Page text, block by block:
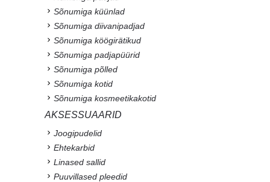
Sõnumiga küünlad
Sõnumiga diivanipadjad
Sõnumiga köögirätikud
Sõnumiga padjapüürid
Sõnumiga põlled
Sõnumiga kotid
Sõnumiga kosmeetikakotid
AKSESSUAARID
Joogipudelid
Ehtekarbid
Linased sallid
Puuvillased pleedid